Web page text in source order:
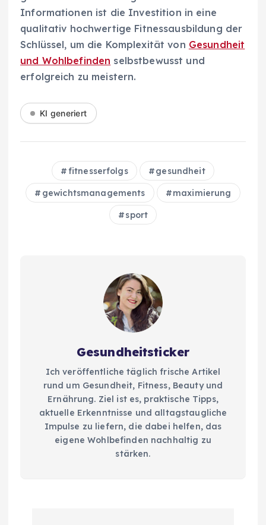
Informationen ist die Investition in eine
qualitativ hochwertige Fitnessausbildung der
Schlüssel, um die Komplexität von Gesundheit
und Wohlbefinden selbstbewusst und
erfolgreich zu meistern.
KI generiert
fitnesserfolgs gesundheit
gewichtsmanagements maximierung
sport
Gesundheitsticker
Ich veröffentliche täglich frische Artikel
rund um Gesundheit, Fitness, Beauty und
Ernährung. Ziel ist es, praktische Tipps,
aktuelle Erkenntnisse und alltagstaugliche
Impulse zu liefern, die dabei helfen, das
eigene Wohlbefinden nachhaltig zu
stärken.